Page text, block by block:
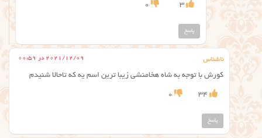
3
0
پاسخ
ناشناس 2021/12/09 در 00:59
کورش با توجه به شاه هخامنشی زیبا ترین اسم یه که تاحالا شنیدم
34
0
پاسخ